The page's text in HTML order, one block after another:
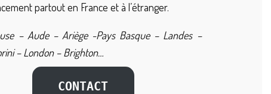
partout en France et à l’étranger.
– Aude – Ariège -Pays Basque – Landes –
– London – Brighton…
CONTACT